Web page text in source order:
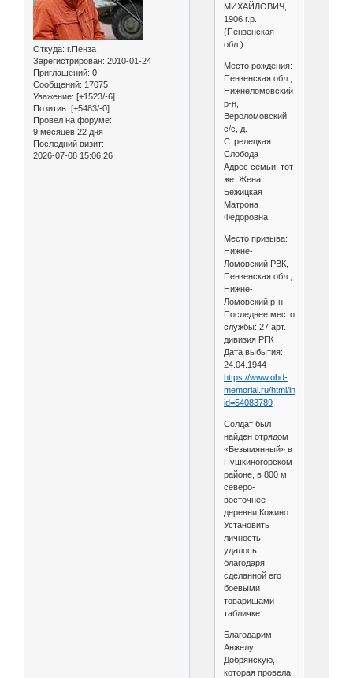
Откуда: г.Пенза
Зарегистрирован: 2010-01-24
Приглашений: 0
Сообщений: 17075
Уважение: [+1523/-6]
Позитив: [+5483/-0]
Провел на форуме:
9 месяцев 22 дня
Последний визит:
2026-07-08 15:06:26
МИХАЙЛОВИЧ,
1906 г.р.
(Пензенская
обл.)
Место рождения:
Пензенская обл.,
Нижнеломовский
р-н,
Вероломовский
с/с, д.
Стрелецкая
Слобода
Адрес семьи: тот
же. Жена
Бежицкая
Матрона
Федоровна.
Место призыва:
Нижне-
Ломовский РВК,
Пензенская обл.,
Нижне-
Ломовский р-н
Последнее место
службы: 27 арт.
дивизия РГК
Дата выбытия:
24.04.1944
https://www.obd-
memorial.ru/html/info.htm?
id=54083789
Солдат был
найден отрядом
«Безымянный» в
Пушкиногорском
районе, в 800 м
северо-
восточнее
деревни Кожино.
Установить
личность
удалось
благодаря
сделанной его
боевыми
товарищами
табличке.
Благодарим
Анжелу
Добрянскую,
которая провела